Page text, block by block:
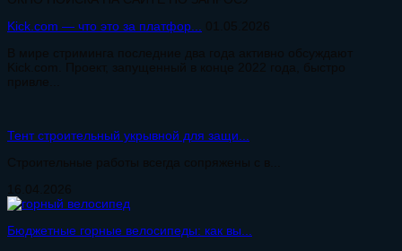
Kick.com — что это за платфор...
01.05.2026
В мире стриминга последние два года активно обсуждают
Kick.com. Проект, запущенный в конце 2022 года, быстро
привле...
Тент строительный укрывной для защи...
Строительные работы всегда сопряжены с в...
16.04.2026
Бюджетные горные велосипеды: как вы...